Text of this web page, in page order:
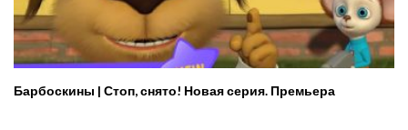
Барбоскины | Стоп, снято! Новая серия. Премьера